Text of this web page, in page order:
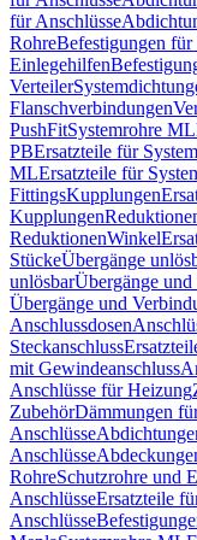
für Anschlüsse
RohreBefestigungen für
Einlegehilfen
Verteiler
Flanschverbindungen
PushFitSystemrohre ML
PBErsatzteile für
MLErsatzteile für
FittingsKupplungen
Kupplungen
ReduktionenWinkel
StückeÜbergänge
unlösbarÜbergänge
Übergänge und
Anschlussdosen
Steckanschluss
mit Gewindeanschluss
Anschlüsse für Heizung
ZubehörDämmungen
Anschlüsse
Anschlüsse
RohreSchutzrohre und
AnschlüsseErsatzteile
Anschlüsse